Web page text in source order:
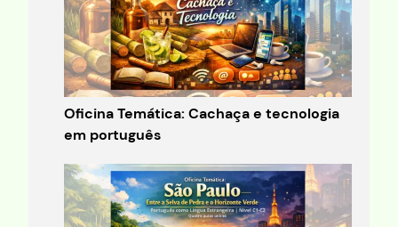
Oficina Temática: Cachaça e tecnologia
em português